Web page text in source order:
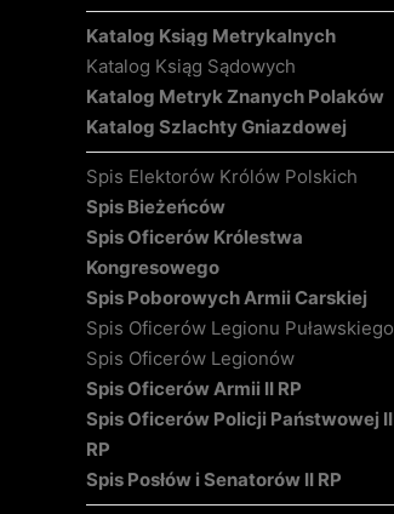
Katalog Ksiąg Metrykalnych
Katalog Ksiąg Sądowych
Katalog Metryk Znanych Polaków
Katalog Szlachty Gniazdowej
Spis Elektorów Królów Polskich
Spis Bieżeńców
Spis Oficerów Królestwa
Kongresowego
Spis Poborowych Armii Carskiej
Spis Oficerów Legionu Puławskiego
Spis Oficerów Legionów
Spis Oficerów Armii II RP
Spis Oficerów Policji Państwowej II
RP
Spis Posłów i Senatorów II RP